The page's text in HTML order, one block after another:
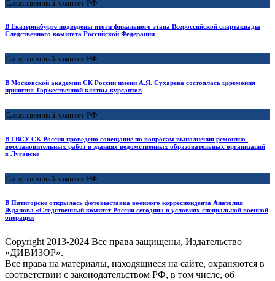
Следственный комитет РФ
В Екатеринбурге подведены итоги финального этапа Всероссийской спартакиады
Следственного комитета Российской Федерации
Следственный комитет РФ
В Московской академии СК России имени А.Я. Сухарева состоялась церемония
принятия Торжественной клятвы курсантов
Следственный комитет РФ
В ГВСУ СК России проведено совещание по вопросам выполнения ремонтно-
восстановительных работ в зданиях ведомственных образовательных организаций
в Луганске
Следственный комитет РФ
В Пятигорске открылась фотовыставка военного корреспондента Анатолия
Жданова «Следственный комитет России сегодня» в условиях специальной военной
операции
Copyright 2013-2024 Все права защищены, Издательство
«ДИВИЗОР».
Все права на материалы, находящиеся на сайте, охраняются в
соответствии с законодательством РФ, в том числе, об